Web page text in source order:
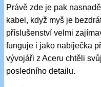
Právě zde je pak
kabel, když myš je
příslušenství velmi
funguje i jako nabíječka
vývojáři z Aceru chtěli
posledního detailu.